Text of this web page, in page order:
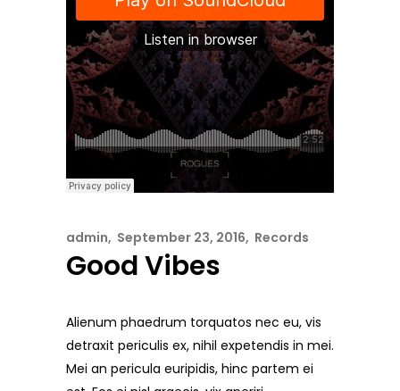
admin September 23, 2016 Records
Good Vibes
Alienum phaedrum torquatos nec eu, vis
detraxit periculis ex, nihil expetendis in mei.
Mei an pericula euripidis, hinc partem ei